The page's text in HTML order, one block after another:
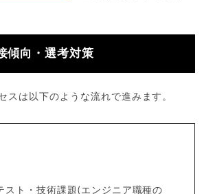
傾向・選考対策
スは以下のような流れで進みます。
スト・技術課題(エンジニア職種の